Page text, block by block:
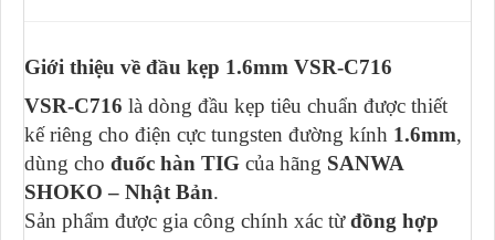
Giới thiệu về đầu kẹp 1.6mm VSR-C716
VSR-C716 là dòng đầu kẹp tiêu chuẩn được thiết
kế riêng cho điện cực tungsten đường kính 1.6mm,
dùng cho đuốc hàn TIG của hãng SANWA
SHOKO – Nhật Bản.
Sản phẩm được gia công chính xác từđồng hợp